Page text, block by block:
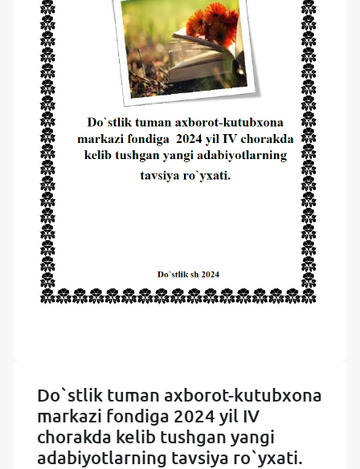
Do`stlik tuman axborot-kutubxona
markazi fondiga 2024 yil IV
chorakda kelib tushgan yangi
adabiyotlarning tavsiya ro`yxati.